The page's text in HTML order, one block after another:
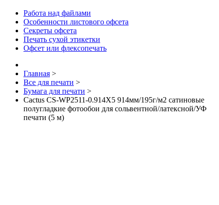
Работа над файлами
Особенности листового офсета
Секреты офсета
Печать сухой этикетки
Офсет или флексопечать
Главная >
Все для печати >
Бумага для печати >
Cactus CS-WP2511-0.914X5 914мм/195г/м2 сатиновые
полугладкие фотообои для сольвентной/латексной/УФ
печати (5 м)